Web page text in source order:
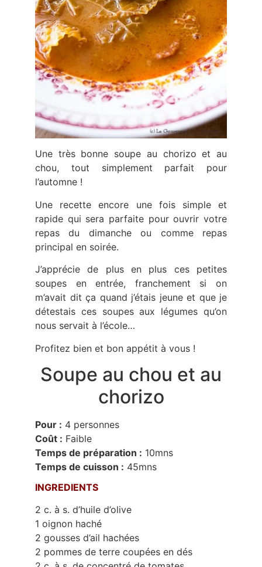
Une très bonne soupe au chorizo et au
chou, tout simplement parfait pour
l’automne !
Une recette encore une fois simple et
rapide qui sera parfaite pour ouvrir votre
repas du dimanche ou comme repas
principal en soirée.
J’apprécie de plus en plus ces petites
soupes en entrée, franchement si on
m’avait dit ça quand j’étais jeune et que je
détestais ces soupes aux légumes qu’on
nous servait à l’école…
Profitez bien et bon appétit à vous !
Soupe au chou et au
chorizo
Pour : 4 personnes
Coût : Faible
Temps de préparation : 10mns
Temps de cuisson : 45mns
INGREDIENTS
2 c. à s. d’huile d’olive
1 oignon haché
2 gousses d’ail hachées
2 pommes de terre coupées en dés